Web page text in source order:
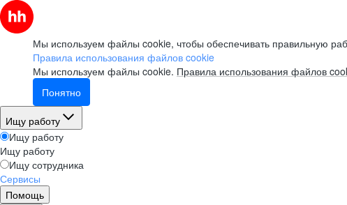
Мы используем файлы cookie, чтобы обеспечивать правильную
Правила использования файлов cookie
Мы используем файлы cookie. Правила использования файлов
Понятно
Ищу работу
Ищу работу
Ищу работу
Ищу сотрудника
Сервисы
Помощь